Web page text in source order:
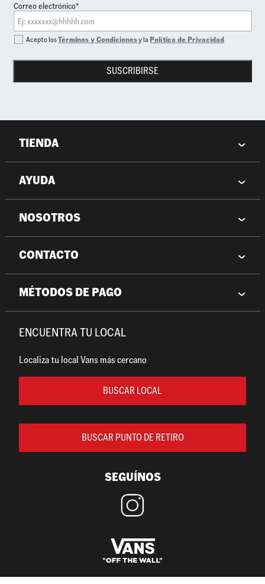
Correo electrónico*
SUSCRIBIRSE
Acepto losTérminos y Condicionesy laPolítica de Privacidad
TIENDA
AYUDA
NOSOTROS
CONTACTO
MÉTODOS DE PAGO
ENCUENTRA TU LOCAL
Localiza tu local Vans más cercano
BUSCAR LOCAL
BUSCAR PUNTO DE RETIRO
SEGUÍNOS